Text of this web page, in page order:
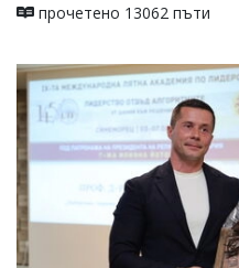
прочетено 13062 пъти